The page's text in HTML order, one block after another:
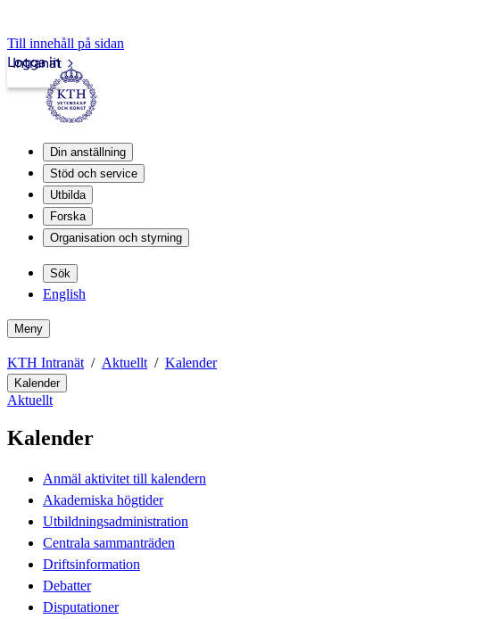
Till innehåll på sidan
Intranät
Logga in
Din anställning
Stöd och service
Utbilda
Forska
Organisation och styrning
Sök
English
Meny
KTH Intranät Aktuellt Kalender
Kalender
Aktuellt
Kalender
Anmäl aktivitet till kalendern
Akademiska högtider
Utbildningsadministration
Centrala sammanträden
Driftsinformation
Debatter
Disputationer